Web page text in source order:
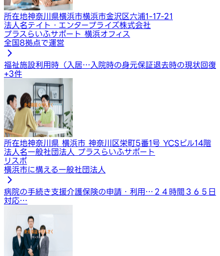
所在地神奈川県横浜市横浜市金沢区六浦1-17-21
法人名テイト・エンタープライズ株式会社
プラスらいふサポート 横浜オフィス
全国8拠点で運営
福祉施設利用時（入居… 入院時の身元保証退去時の現状回復
+3件
所在地神奈川県 横浜市 神奈川区栄町5番1号 YCSビル14階
法人名一般社団法人 プラスらいふサポート
リスポ
横浜市に構える一般社団法人
病院の手続き支援介護保険の申請・利用… ２４時間３６５日
対応…